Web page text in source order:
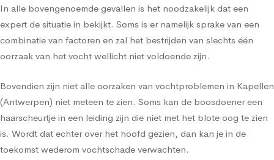
In alle bovengenoemde gevallen is het noodzakelijk dat een
expert de situatie in bekijkt. Soms is er namelijk sprake van een
combinatie van factoren en zal het bestrijden van slechts één
oorzaak van het vocht wellicht niet voldoende zijn.
Bovendien zijn niet alle oorzaken van vochtproblemen in Kapellen
(Antwerpen) niet meteen te zien. Soms kan de boosdoener een
haarscheurtje in een leiding zijn die niet met het blote oog te zien
is. Wordt dat echter over het hoofd gezien, dan kan je in de
toekomst wederom vochtschade verwachten.